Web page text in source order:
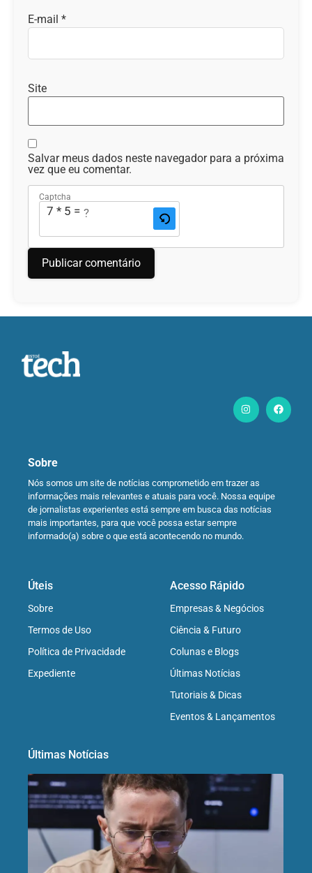
E-mail *
Site
Salvar meus dados neste navegador para a próxima
vez que eu comentar.
Captcha
7 * 5 = ?
Sobre
Nós somos um site de notícias comprometido em trazer as
informações mais relevantes e atuais para você. Nossa equipe
de jornalistas experientes está sempre em busca das notícias
mais importantes, para que você possa estar sempre
informado(a) sobre o que está acontecendo no mundo.
Úteis
Sobre
Termos de Uso
Política de Privacidade
Expediente
Acesso Rápido
Empresas & Negócios
Ciência & Futuro
Colunas e Blogs
Últimas Notícias
Tutoriais & Dicas
Eventos & Lançamentos
Últimas Notícias